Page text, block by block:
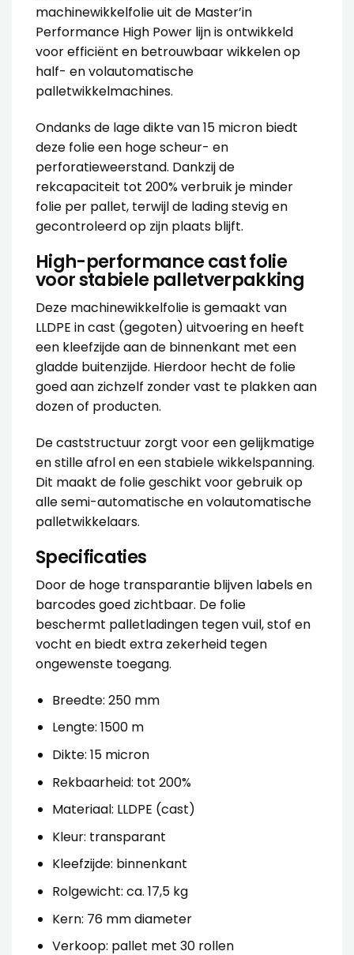
machinewikkelfolie uit de Master’in
Performance High Power lijn is ontwikkeld
voor efficiënt en betrouwbaar wikkelen op
half- en volautomatische
palletwikkelmachines.
Ondanks de lage dikte van 15 micron biedt
deze folie een hoge scheur- en
perforatieweerstand. Dankzij de
rekcapaciteit tot 200% verbruik je minder
folie per pallet, terwijl de lading stevig en
gecontroleerd op zijn plaats blijft.
High-performance cast folie
voor stabiele palletverpakking
Deze machinewikkelfolie is gemaakt van
LLDPE in cast (gegoten) uitvoering en heeft
een kleefzijde aan de binnenkant met een
gladde buitenzijde. Hierdoor hecht de folie
goed aan zichzelf zonder vast te plakken aan
dozen of producten.
De caststructuur zorgt voor een gelijkmatige
en stille afrol en een stabiele wikkelspanning.
Dit maakt de folie geschikt voor gebruik op
alle semi-automatische en volautomatische
palletwikkelaars.
Specificaties
Door de hoge transparantie blijven labels en
barcodes goed zichtbaar. De folie
beschermt palletladingen tegen vuil, stof en
vocht en biedt extra zekerheid tegen
ongewenste toegang.
Breedte: 250 mm
Lengte: 1500 m
Dikte: 15 micron
Rekbaarheid: tot 200%
Materiaal: LLDPE (cast)
Kleur: transparant
Kleefzijde: binnenkant
Rolgewicht: ca. 17,5 kg
Kern: 76 mm diameter
Verkoop: pallet met 30 rollen